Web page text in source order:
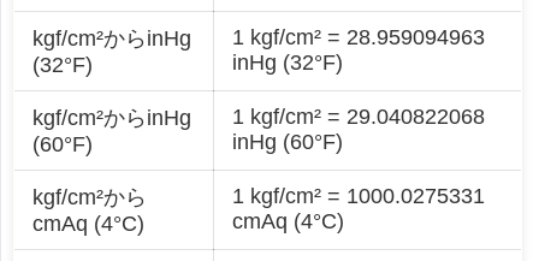
kgf/cm²からinHg
(32°F)
1 kgf/cm² = 28.959094963
inHg (32°F)
kgf/cm²からinHg
(60°F)
1 kgf/cm² = 29.040822068
inHg (60°F)
kgf/cm²から
cmAq (4°C)
1 kgf/cm² = 1000.0275331
cmAq (4°C)